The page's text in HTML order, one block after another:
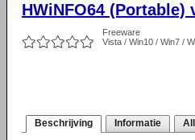
HWiNFO64 (Portable)
Freeware
Vista / Win10 / Win7 /
Beschrijving Informatie